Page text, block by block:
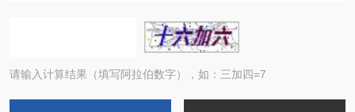
请输入计算结果（填写阿拉伯数字），如：三加四=7